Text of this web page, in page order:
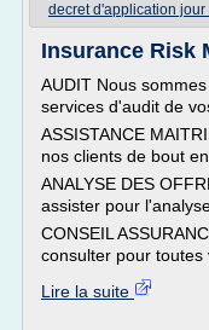
decret d'application
Insurance Risk
AUDIT Nous
services d'audit de
ASSISTANCE
nos clients de bout
ANALYSE DES
assister pour
CONSEIL
consulter pour toutes
Lire la suite